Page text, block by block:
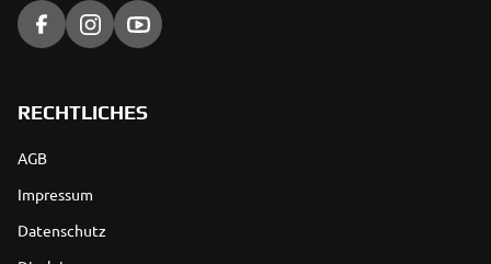
RECHTLICHES
AGB
Impressum
Datenschutz